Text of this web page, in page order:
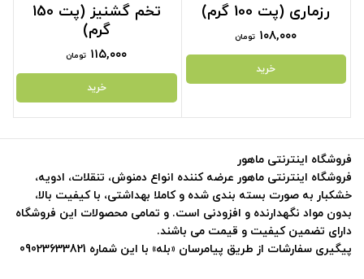
رزماری (پت 100 گرم)
۱۰۸,۰۰۰ تومان
خرید
تخم گشنیز (پت 150
گرم)
۱۱۵,۰۰۰ تومان
خرید
فروشگاه اینترنتی ماهور
فروشگاه اینترنتی ماهور عرضه کننده انواع دمنوش، تنقلات، ادویه،
خشکبار به صورت بسته بندی شده و کاملا بهداشتی، با کیفیت بالا،
بدون مواد نگهدارنده و افزودنی است. و تمامی محصولات این فروشگاه
دارای تضمین کیفیت و قیمت می باشند.
پیگیری سفارشات از طریق پیامرسان «بله» با این شماره 09023633821